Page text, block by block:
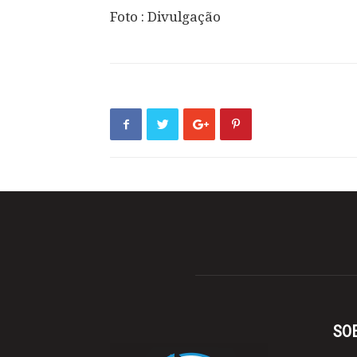
Foto : Divulgação